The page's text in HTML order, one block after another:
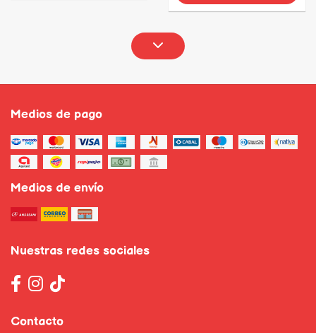
Medios de pago
Medios de envío
Nuestras redes sociales
Contacto